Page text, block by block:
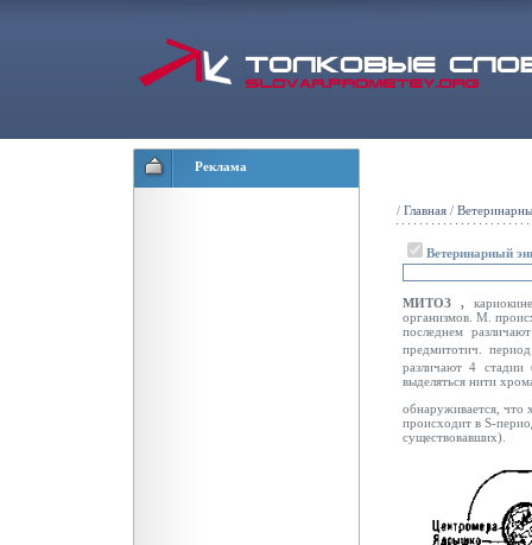
Реклама
/ Главная /
Ветеринарный
МИТОЗ ,
организмов. М.
последнем
предмитотич.
различают 4
выделяться нити
обнаруживается, что
происходит в S-
существовавших).